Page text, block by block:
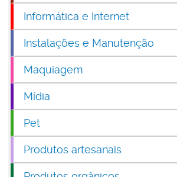
Informática e Internet
Instalações e Manutenção
Maquiagem
Mídia
Pet
Produtos artesanais